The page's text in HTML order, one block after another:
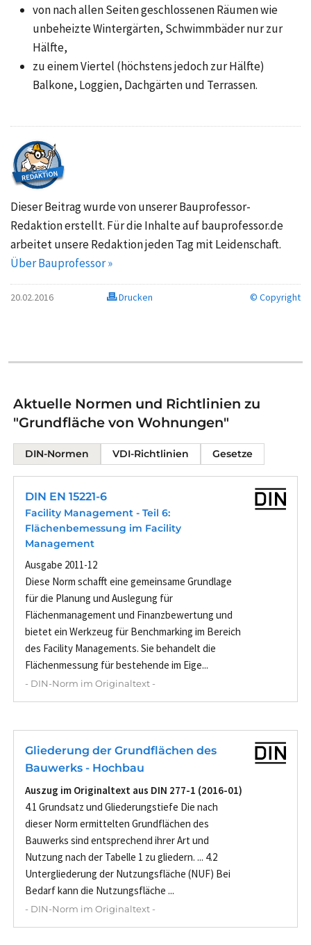
von nach allen Seiten geschlossenen Räumen wie
unbeheizte Wintergärten, Schwimmbäder nur zur
Hälfte,
zu einem Viertel (höchstens jedoch zur Hälfte)
Balkone, Loggien, Dachgärten und Terrassen.
Dieser Beitrag wurde von unserer Bauprofessor-
Redaktion erstellt. Für die Inhalte auf bauprofessor.de
arbeitet unsere Redaktion jeden Tag mit Leidenschaft.
Über Bauprofessor »
20.02.2016 Drucken © Copyright
Aktuelle Normen und Richtlinien zu
"Grundfläche von Wohnungen"
DIN-Normen VDI-Richtlinien Gesetze
DIN EN 15221-6
Facility Management - Teil 6:
Flächenbemessung im Facility
Management
Ausgabe 2011-12
Diese Norm schafft eine gemeinsame Grundlage
für die Planung und Auslegung für
Flächenmanagement und Finanzbewertung und
bietet ein Werkzeug für Benchmarking im Bereich
des Facility Managements. Sie behandelt die
Flächenmessung für bestehende im Eige...
- DIN-Norm im Originaltext -
Gliederung der Grundflächen des
Bauwerks - Hochbau
Auszug im Originaltext aus DIN 277-1 (2016-01)
4.1 Grundsatz und Gliederungstiefe Die nach
dieser Norm ermittelten Grundflächen des
Bauwerks sind entsprechend ihrer Art und
Nutzung nach der Tabelle 1 zu gliedern. ... 4.2
Untergliederung der Nutzungsfläche (NUF) Bei
Bedarf kann die Nutzungsfläche ...
- DIN-Norm im Originaltext -